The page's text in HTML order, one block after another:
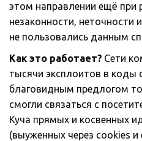
этом направлении ещё при
незаконности, неточности
не пользовались данным
Как это работает? Сети
тысячи эксплоитов в коды
благовидным предлогом
смогли связаться с
Куча прямых и косвенных
(выуженных через cookies и